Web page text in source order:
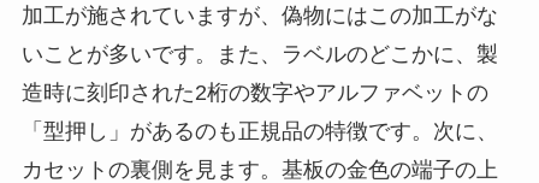
加工が施されていますが、偽物にはこの加工がな
いことが多いです。また、ラベルのどこかに、製
造時に刻印された2桁の数字やアルファベットの
「型押し」があるのも正規品の特徴です。次に、
カセットの裏側を見ます。基板の金色の端子の上